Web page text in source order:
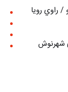
راوي رويا
شهرنوش